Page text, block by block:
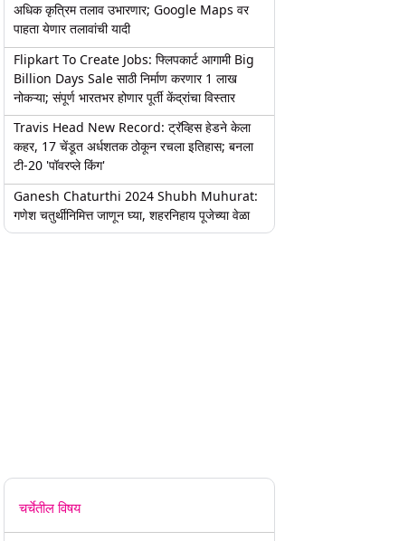
अधिक कृत्रिम तलाव उभारणार; Google Maps वर
पाहता येणार तलावांची यादी
Flipkart To Create Jobs: फ्लिपकार्ट आगामी Big
Billion Days Sale साठी निर्माण करणार 1 लाख
नोकऱ्या; संपूर्ण भारतभर होणार पूर्ती केंद्रांचा विस्तार
Travis Head New Record: ट्रॅव्हिस हेडने केला
कहर, 17 चेंडूत अर्धशतक ठोकून रचला इतिहास; बनला
टी-20 'पॉवरप्ले किंग'
Ganesh Chaturthi 2024 Shubh Muhurat:
गणेश चतुर्थीनिमित्त जाणून घ्या, शहरनिहाय पूजेच्या वेळा
चर्चेतील विषय